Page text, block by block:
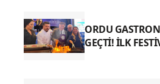
ORDU
GEÇTİ! İLK